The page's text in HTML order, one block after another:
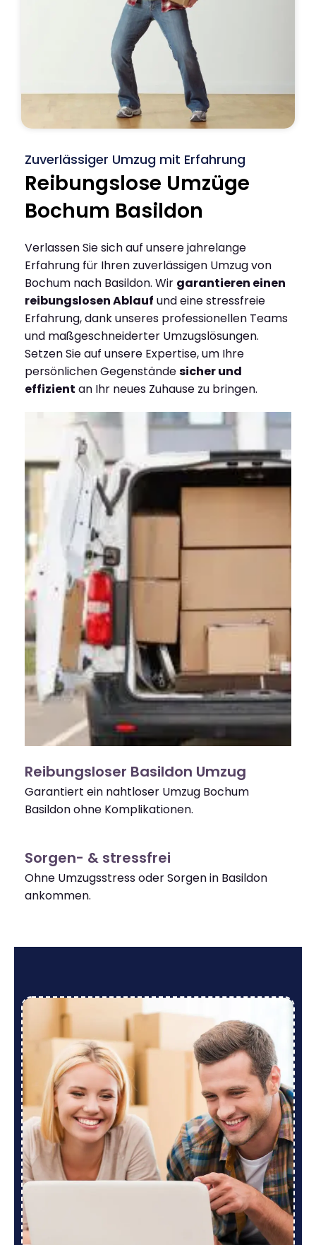
Zuverlässiger Umzug mit Erfahrung
Reibungslose Umzüge
Bochum Basildon
Verlassen Sie sich auf unsere jahrelange
Erfahrung für Ihren zuverlässigen Umzug von
Bochum nach Basildon. Wir garantieren einen
reibungslosen Ablauf und eine stressfreie
Erfahrung, dank unseres professionellen Teams
und maßgeschneiderter Umzugslösungen.
Setzen Sie auf unsere Expertise, um Ihre
persönlichen Gegenständesicher und
effizient an Ihr neues Zuhause zu bringen.
Reibungsloser Basildon Umzug
Garantiert ein nahtloser Umzug Bochum
Basildon ohne Komplikationen.
Sorgen- & stressfrei
Ohne Umzugsstress oder Sorgen in Basildon
ankommen.